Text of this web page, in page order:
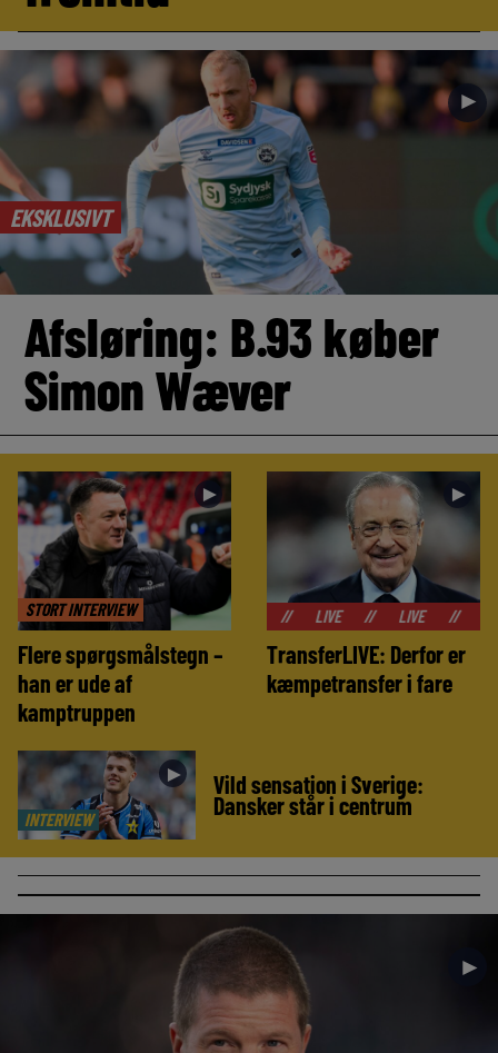
EKSKLUSIVT
►
Afsløring: B.93 køber
Simon Wæver
STORT INTERVIEW
►
Flere spørgsmålstegn –
han er ude af
kamptruppen
►
// LIVE LIVE
TransferLIVE: Derfor er
kæmpetransfer i fare
INTERVIEW
► Vild sensation i Sverige:
Dansker står i centrum
►